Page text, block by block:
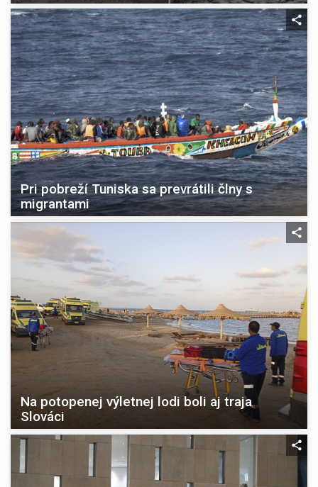
Pri pobreží Tuniska sa prevrátili člny s
migrantami
Na potopenej výletnej lodi boli aj traja
Slováci